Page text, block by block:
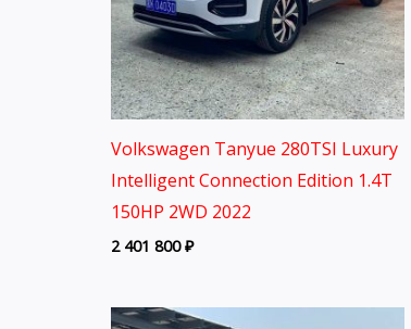
Volkswagen Tanyue 280TSI Luxury
Intelligent Connection Edition 1.4T
150HP 2WD 2022
2 401 800₽